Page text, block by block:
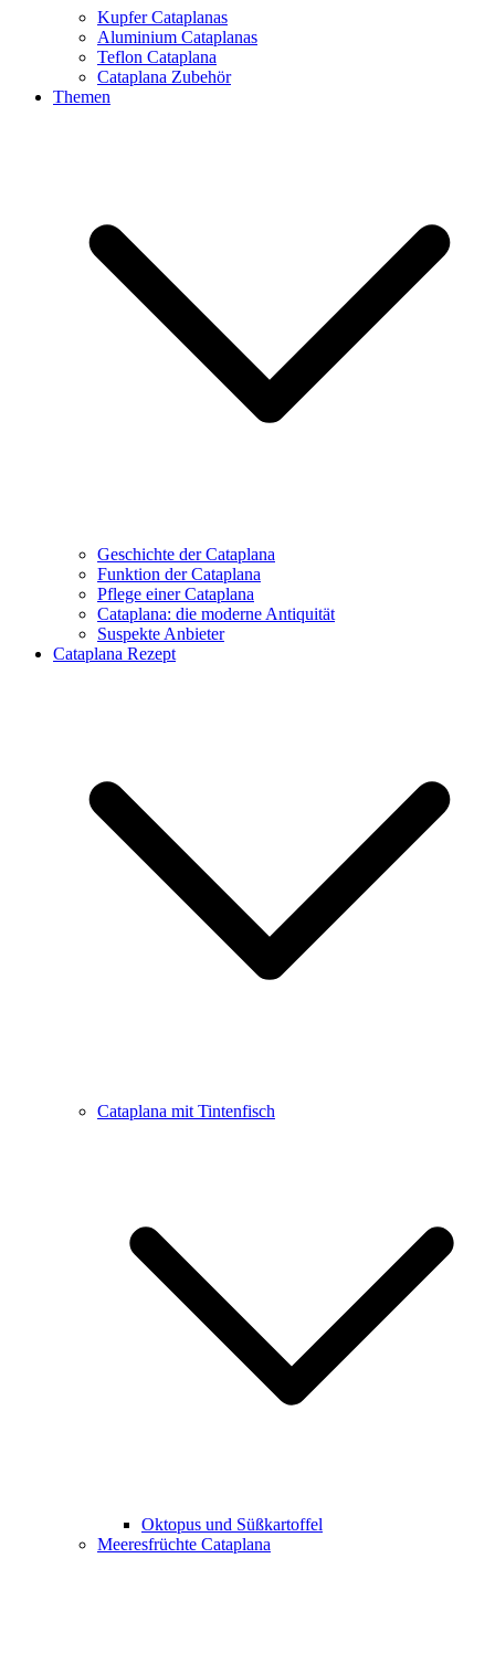
Kupfer Cataplanas
Aluminium Cataplanas
Teflon Cataplana
Cataplana Zubehör
Themen
Geschichte der Cataplana
Funktion der Cataplana
Pflege einer Cataplana
Cataplana: die moderne Antiquität
Suspekte Anbieter
Cataplana Rezept
Cataplana mit Tintenfisch
Oktopus und Süßkartoffel
Meeresfrüchte Cataplana